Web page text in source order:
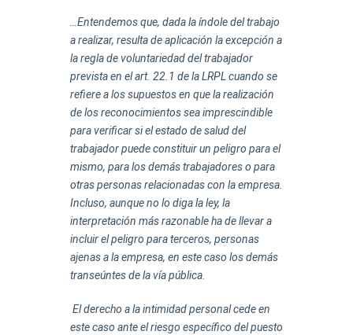
…Entendemos que, dada la índole del trabajo
a realizar, resulta de aplicación la excepción a
la regla de voluntariedad del trabajador
prevista en el art. 22.1 de la LRPL cuando se
refiere a los supuestos en que la realización
de los reconocimientos sea imprescindible
para verificar si el estado de salud del
trabajador puede constituir un peligro para el
mismo, para los demás trabajadores o para
otras personas relacionadas con la empresa.
Incluso, aunque no lo diga la ley, la
interpretación más razonable ha de llevar a
incluir el peligro para terceros, personas
ajenas a la empresa, en este caso los demás
transeúntes de la vía pública.
El derecho a la intimidad personal cede en
este caso ante el riesgo específico del puesto